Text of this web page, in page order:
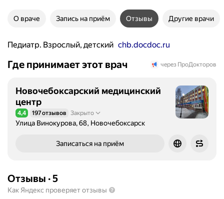
О враче Запись на приём Отзывы Другие врачи
Педиатр. Взрослый, детский chb.docdoc.ru
Где принимает этот врач через ПроДокторов
Новочебоксарский медицинский
центр
Рейтинг 4,4 из 5
4,4 197 отзывов Закрыто
Улица Винокурова, 68, Новочебоксарск
Записаться на приём
Отзывы ·5
Как Яндекс проверяет отзывы